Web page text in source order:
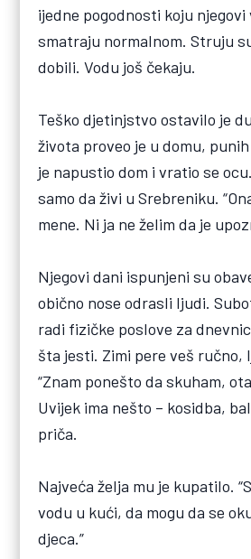
ijedne pogodnosti koju
smatraju normalnom. Struju
dobili. Vodu još čekaju.
Teško djetinjstvo ostavilo je
života proveo je u domu, punih
je napustio dom i vratio se
samo da živi u Srebreniku.
mene. Ni ja ne želim da je
Njegovi dani ispunjeni su
obično nose odrasli ljudi.
radi fizičke poslove za
šta jesti. Zimi pere veš ručno,
“Znam ponešto da skuham,
Uvijek ima nešto – kosidba,
priča.
Najveća želja mu je kupatilo.
vodu u kući, da mogu da se
djeca.”